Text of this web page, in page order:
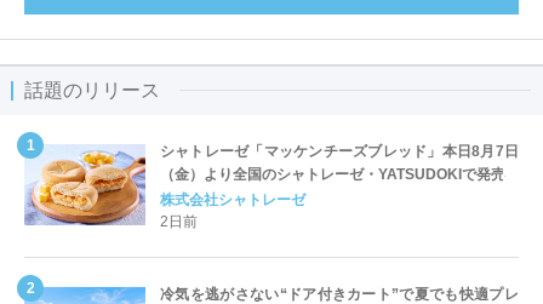
話題のリリース
シャトレーゼ「マッケンチーズブレッド」本日8月7日
（金）より全国のシャトレーゼ・YATSUDOKIで発売
株式会社シャトレーゼ
2日前
冷気を逃がさない“ドア付きカート”で夏でも快適プレ